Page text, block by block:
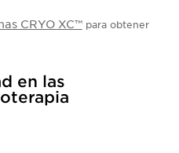
CRYO XC™para obtener
en las